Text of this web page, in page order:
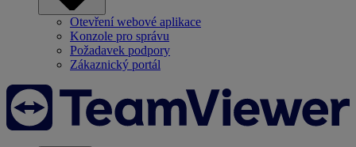
Otevření webové aplikace
Konzole pro správu
Požadavek podpory
Zákaznický portál